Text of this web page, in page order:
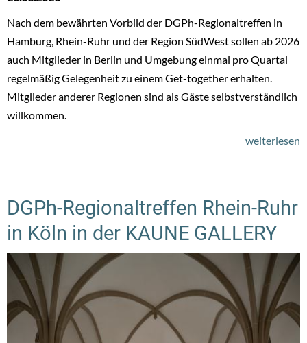
Nach dem bewährten Vorbild der DGPh-Regionaltreffen in
Hamburg, Rhein-Ruhr und der Region SüdWest sollen ab 2026
auch Mitglieder in Berlin und Umgebung einmal pro Quartal
regelmäßig Gelegenheit zu einem Get-together erhalten.
Mitglieder anderer Regionen sind als Gäste selbstverständlich
willkommen.
weiterlesen
DGPh-Regionaltreffen Rhein-Ruhr
in Köln in der KAUNE GALLERY